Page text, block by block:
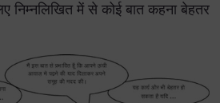
निम्नलिखित में से कोई बात कहना बेहतर